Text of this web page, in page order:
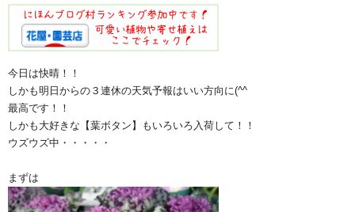
今日は快晴！！
しかも明日からの３連休の天気予報はいい方向に(^^ゞ
最高です！！
しかも大好きな【葉ボタン】もいろいろ入荷して！！
ウズウズ中・・・・・
まずは